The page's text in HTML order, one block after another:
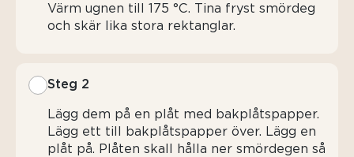
Värm ugnen till 175 °C. Tina fryst smördeg
och skär lika stora rektanglar.
Steg 2
Lägg dem på en plåt med bakplåtspapper.
Lägg ett till bakplåtspapper över. Lägg en
plåt på. Plåten skall hålla ner smördegen så